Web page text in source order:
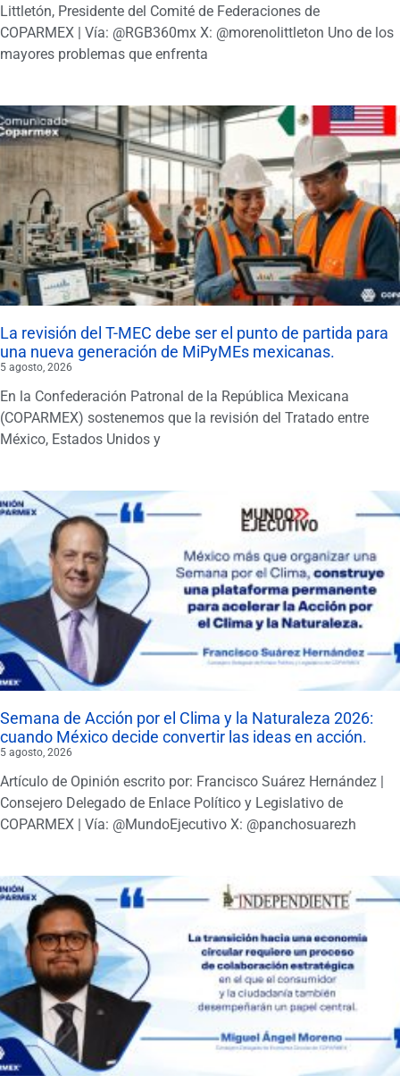
Littletón, Presidente del Comité de Federaciones de
COPARMEX | Vía: @RGB360mx X: @morenolittleton Uno de los
mayores problemas que enfrenta
La revisión del T-MEC debe ser el punto de partida para
una nueva generación de MiPyMEs mexicanas.
5 agosto, 2026
En la Confederación Patronal de la República Mexicana
(COPARMEX) sostenemos que la revisión del Tratado entre
México, Estados Unidos y
Semana de Acción por el Clima y la Naturaleza 2026:
cuando México decide convertir las ideas en acción.
5 agosto, 2026
Artículo de Opinión escrito por: Francisco Suárez Hernández |
Consejero Delegado de Enlace Político y Legislativo de
COPARMEX | Vía: @MundoEjecutivo X: @panchosuarezh